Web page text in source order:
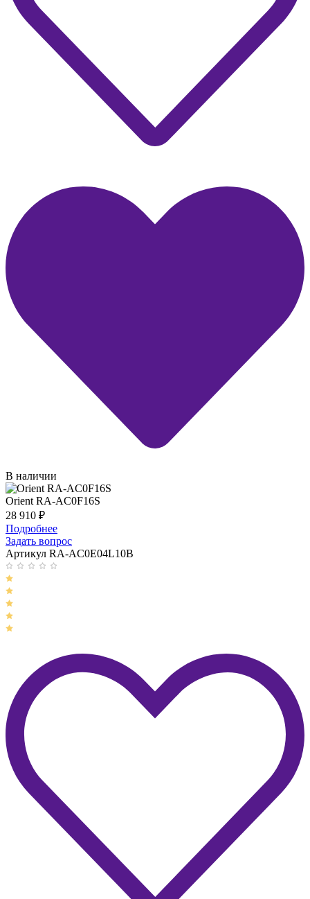
В наличии
Orient RA-AC0F16S
28 910 ₽
Подробнее
Задать вопрос
Артикул RA-AC0E04L10B